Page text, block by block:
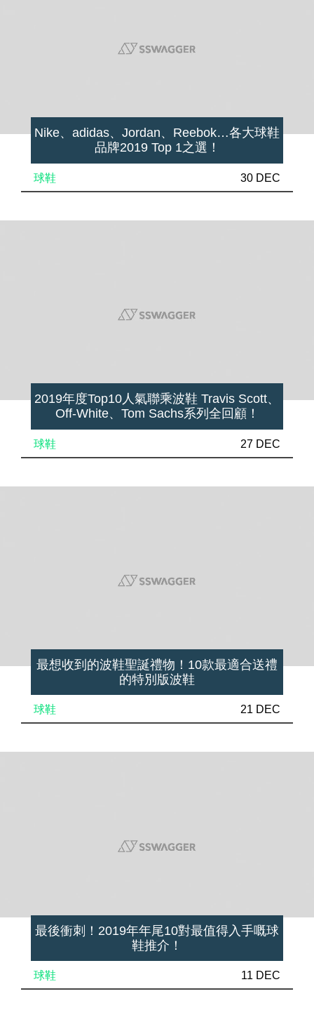
Nike、adidas、Jordan、Reebok…各大球鞋
品牌2019 Top 1之選！
球鞋 30 DEC
2019年度Top10人氣聯乘波鞋 Travis Scott、
Off-White、Tom Sachs系列全回顧！
球鞋 27 DEC
最想收到的波鞋聖誕禮物！10款最適合送禮
的特別版波鞋
球鞋 21 DEC
最後衝刺！2019年年尾10對最值得入手嘅球
鞋推介！
球鞋 11 DEC